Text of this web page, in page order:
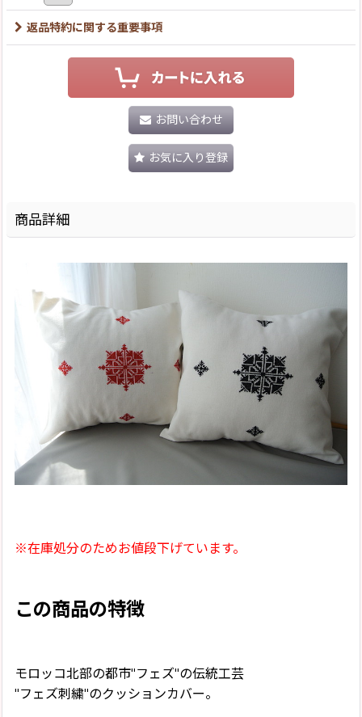
返品特約に関する重要事項
お問い合わせ
お気に入り登録
商品詳細
※在庫処分のためお値段下げています。
この商品の特徴
モロッコ北部の都市"フェズ"の伝統工芸
"フェズ刺繍"のクッションカバー。